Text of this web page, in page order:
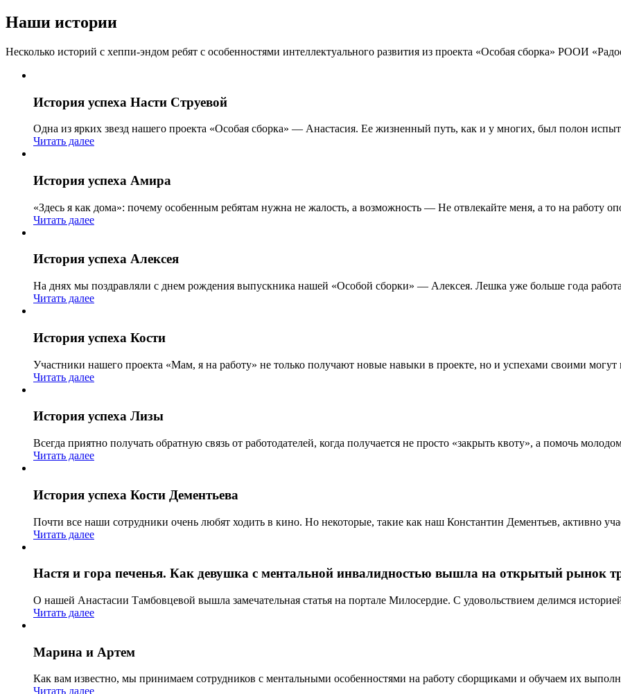
Наши истории
Несколько историй с хеппи-эндом ребят с особенностями интеллектуального развития из проекта «Особая сборка» РООИ
История успеха Насти Струевой
Одна из ярких звезд нашего проекта «Особая сборка» — Анастасия. Ее жизненный путь, как и у многих, был полон
Читать далее
История успеха Амира
«Здесь я как дома»: почему особенным ребятам нужна не жалость, а возможность — Не отвлекайте меня, а то на работу
Читать далее
История успеха Алексея
На днях мы поздравляли с днем рождения выпускника нашей «Особой сборки» — Алексея. Лешка уже больше года
Читать далее
История успеха Кости
Участники нашего проекта «Мам, я на работу» не только получают новые навыки в проекте, но и успехами своими
Читать далее
История успеха Лизы
Всегда приятно получать обратную связь от работодателей, когда получается не просто «закрыть квоту», а помочь
Читать далее
История успеха Кости Дементьева
Почти все наши сотрудники очень любят ходить в кино. Но некоторые, такие как наш Константин Дементьев, активно
Читать далее
Настя и гора печенья. Как девушка с ментальной инвалидностью вышла на открытый рынок
О нашей Анастасии Тамбовцевой вышла замечательная статья на портале Милосердие. С удовольствием делимся
Читать далее
Марина и Артем
Как вам известно, мы принимаем сотрудников с ментальными особенностями на работу сборщиками и обучаем их
Читать далее